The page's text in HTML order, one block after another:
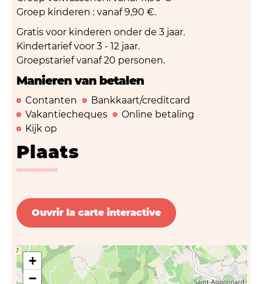
Groep kinderen : vanaf 9,90 €.
Gratis voor kinderen onder de 3 jaar.
Kindertarief voor 3 - 12 jaar.
Groepstarief vanaf 20 personen.
Manieren van betalen
Contanten
Bankkaart/creditcard
Vakantiecheques
Online betaling
Kijk op
Plaats
Ouvrir la carte interactive
+
−